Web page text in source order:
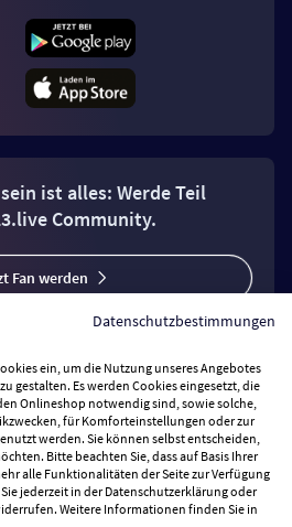
ist alles: Werde Teil
Community.
Fan werden
Datenschutzbestimmungen
ein, um die Nutzung unseres Angebotes
gestalten. Es werden Cookies eingesetzt, die
Onlineshop notwendig sind, sowie solche,
für Komforteinstellungen oder zur
werden. Sie können selbst entscheiden,
Bitte beachten Sie, dass auf Basis Ihrer
alle Funktionalitäten der Seite zur Verfügung
jederzeit in der Datenschutzerklärung oder
Weitere Informationen finden Sie in